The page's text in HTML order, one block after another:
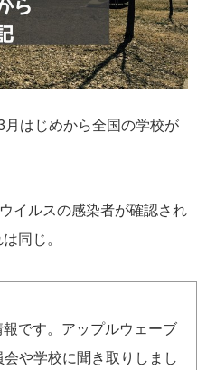
はじめから全国の学校が
イルスの感染者が確認され
同じ。
です。アップルウェーブ
や学校に聞き取りしまし